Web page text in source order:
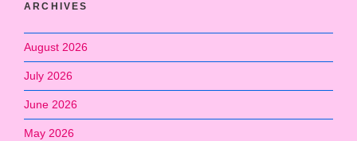
ARCHIVES
August 2026
July 2026
June 2026
May 2026